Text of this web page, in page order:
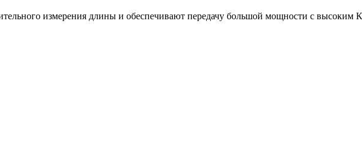
измерения длины и обеспечивают передачу большой мощности с высоким